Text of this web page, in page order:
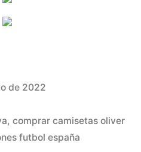
de 2022
, comprar camisetas oliver
futbol españa